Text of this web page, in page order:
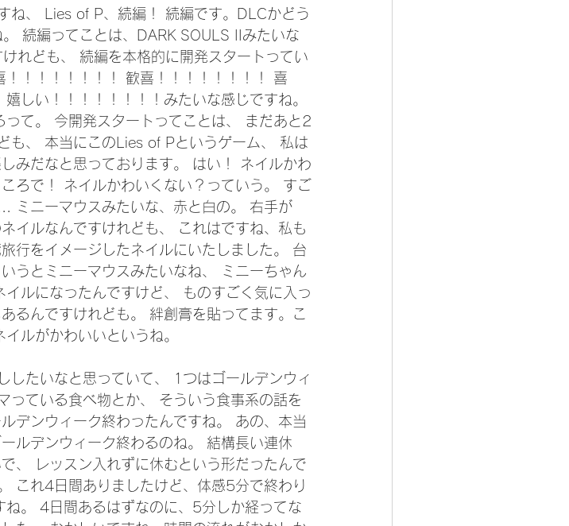
ね、 Lies of P、続編！ 続編です。DLCかどう
続編ってことは、DARK SOULS IIみたいな
れども、 続編を本格的に開発スタートってい
！！！！！！！ 歓喜！！！！！！！！ 喜
しい！！！！！！！！みたいな感じですね。
て。 今開発スタートってことは、 まだあと2
も、 本当にこのLies of Pというゲーム、 私は
みだなと思っております。 はい！ ネイルかわ
ろで！ ネイルかわいくない？っていう。 すご
ミニーマウスみたいな、赤と白の。 右手が
イルなんですけれども、 これはですね、私も
行をイメージしたネイルにいたしました。 台
うとミニーマウスみたいなね、 ミニーちゃん
ルになったんですけど、 ものすごく気に入っ
るんですけれども。 絆創膏を貼ってます。こ
ルがかわいいというね。
したいなと思っていて、 1つはゴールデンウィ
っている食べ物とか、 そういう食事系の話を
デンウィーク終わったんですね。 あの、本当
ルデンウィーク終わるのね。 結構長い連休
、 レッスン入れずに休むという形だったんで
これ4日間ありましたけど、体感5分で終わり
。 4日間あるはずなのに、5分しか経ってな